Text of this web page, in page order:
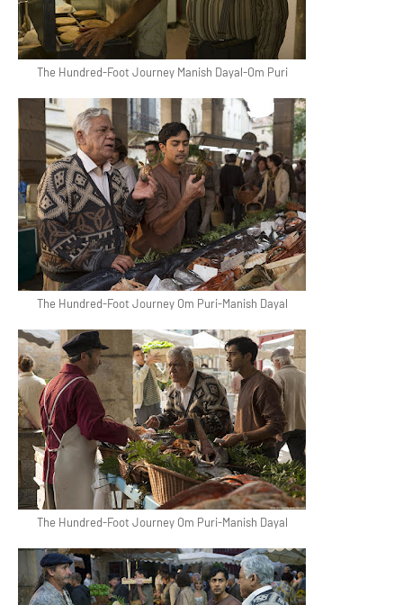
The Hundred-Foot Journey Manish Dayal-Om Puri
The Hundred-Foot Journey Om Puri-Manish Dayal
The Hundred-Foot Journey Om Puri-Manish Dayal